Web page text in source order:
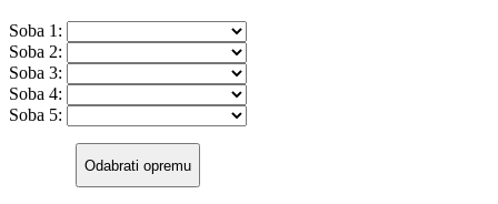
Soba 1:
Soba 2:
Soba 3:
Soba 4:
Soba 5:
Odabrati opremu